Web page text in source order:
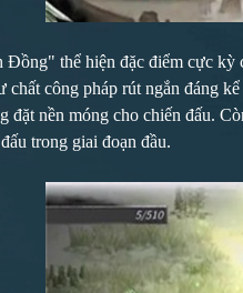
thể hiện đặc điểm cực kỳ
chất công pháp rút ngắn đáng
đặt nền móng cho chiến đấu.
trong giai đoạn đầu.